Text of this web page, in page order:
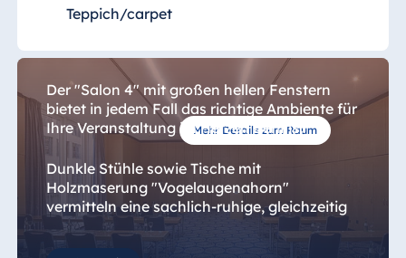
Teppich/carpet
Mehr Details zum Raum
Tagungsplaner sind unterschiedlich. Genau
Tagungsraum.
Der "Salon 4" mit großen hellen Fenstern
bietet in jedem Fall das richtige Ambiente für
Ihre Veranstaltung im Herzen Berlins.
Dunkle Stühle sowie Tische mit
Holzmaserung "Vogelaugenahorn"
vermitteln eine sachlich-ruhige, gleichzeitig
kreative Atmosphäre.